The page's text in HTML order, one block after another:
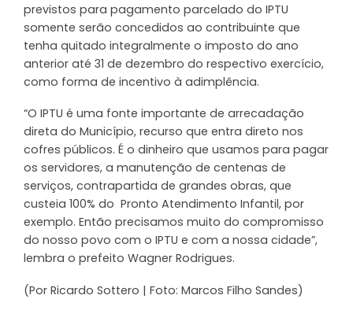
previstos para pagamento parcelado do IPTU
somente serão concedidos ao contribuinte que
tenha quitado integralmente o imposto do ano
anterior até 31 de dezembro do respectivo exercício,
como forma de incentivo à adimplência.
“O IPTU é uma fonte importante de arrecadação
direta do Município, recurso que entra direto nos
cofres públicos. É o dinheiro que usamos para pagar
os servidores, a manutenção de centenas de
serviços, contrapartida de grandes obras, que
custeia 100% do Pronto Atendimento Infantil, por
exemplo. Então precisamos muito do compromisso
do nosso povo com o IPTU e com a nossa cidade”,
lembra o prefeito Wagner Rodrigues.
(Por Ricardo Sottero | Foto: Marcos Filho Sandes)